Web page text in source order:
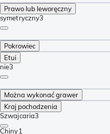
Prawo lub leworęczny
symetryczny3
Pokrowiec
Etui
nie3
Można wykonać grawer
Kraj pochodzenia
Szwajcaria3
Chiny1